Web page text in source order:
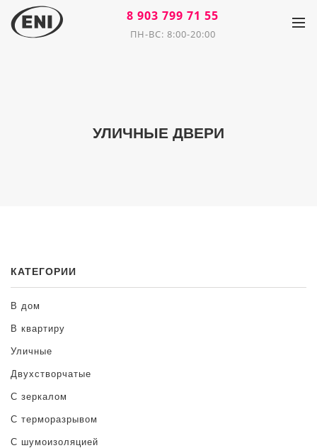
8 903 799 71 55
ПН-ВС: 8:00-20:00
УЛИЧНЫЕ ДВЕРИ
КАТЕГОРИИ
В дом
В квартиру
Уличные
Двухстворчатые
С зеркалом
С терморазрывом
С шумоизоляцией